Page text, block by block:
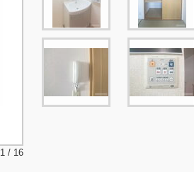
1 / 16